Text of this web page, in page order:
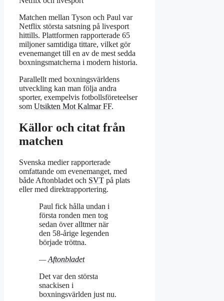
Matchen mellan Tyson och Paul var
Netflix största satsning på livesport
hittills. Plattformen rapporterade 65
miljoner samtidiga tittare, vilket gör
evenemanget till en av de mest sedda
boxningsmatcherna i modern historia.
Parallellt med boxningsvärldens
utveckling kan man följa andra
sporter, exempelvis fotbollsföreteelser
som Utsikten Mot Kalmar FF.
Källor och citat från
matchen
Svenska medier rapporterade
omfattande om evenemanget, med
både Aftonbladet och SVT på plats
eller med direktrapportering.
Paul fick hålla undan i
första ronden men tog
sedan över alltmer när
den 58-årige legenden
började tröttna.
—Aftonbladet
Det var den största
snackisen i
boxningsvärlden just nu.